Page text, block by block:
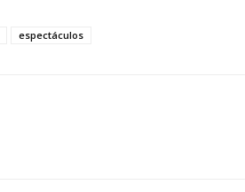
espectáculos